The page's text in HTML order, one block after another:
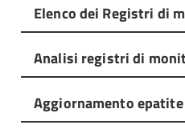
Elenco dei Registri di
Analisi registri di
Aggiornamento epatite